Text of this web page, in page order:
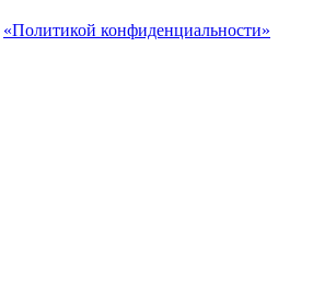
«Политикой конфиденциальности»